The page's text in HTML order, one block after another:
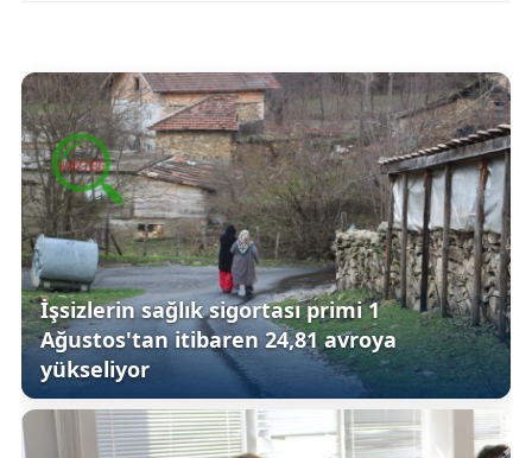
İşsizlerin sağlık sigortası primi 1
Ağustos'tan itibaren 24,81 avroya
yükseliyor